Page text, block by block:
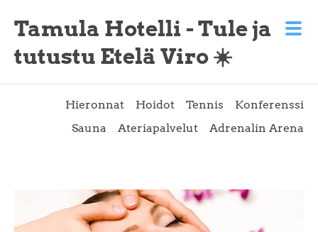
Tamula Hotelli - Tule ja
tutustu Etelä Viro ☀️
Hieronnat Hoidot Tennis
Konferenssi
Sauna
Ateriapalvelut Adrenalin Arena